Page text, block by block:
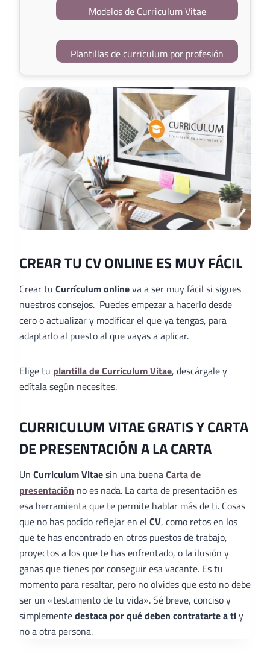
Modelos de Curriculum Vitae
Plantillas de currículum por profesión
CREAR TU CV ONLINE ES MUY FÁCIL
Crear tu Currículum onlineva a ser muy fácil si sigues
nuestros consejos. Puedes empezar a hacerlo desde
cero o actualizar y modificar el que ya tengas, para
adaptarlo al puesto al que vayas a aplicar.
Elige tu plantilla de Curriculum Vitae, descárgale y
edítala según necesites.
CURRICULUM VITAE GRATIS Y CARTA
DE PRESENTACIÓN A LA CARTA
Un Curriculum Vitaesin una buenaCarta de
presentación no es nada. La carta de presentación es
esa herramienta que te permite hablar más de ti. Cosas
que no has podido reflejar en el CV, como retos en los
que te has encontrado en otros puestos de trabajo,
proyectos a los que te has enfrentado, o la ilusión y
ganas que tienes por conseguir esa vacante. Es tu
momento para resaltar, pero no olvides que esto no debe
ser un «testamento de tu vida». Sé breve, conciso y
simplementedestaca por qué deben contratarte a tiy
no a otra persona.